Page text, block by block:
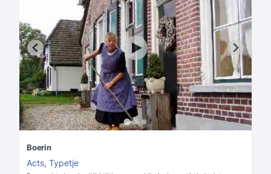
Boerin
Acts, Typetje